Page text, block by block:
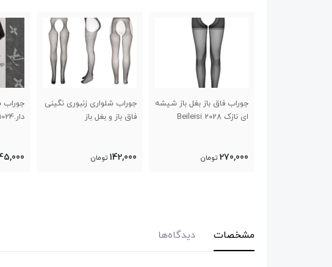
جوراب فاق باز بغل باز شیشه
ای نازک 2028 Beileisi
270,000 تومان
جوراب شلواری زنبوری نگینی
فاق باز و بغل باز
142,000 تومان
جوراب
دار.negro 1024
مشخصات دیدگاه‌ها